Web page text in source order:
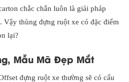
chắc chắn luôn là giải pháp
Vậy thùng đựng ruột xe có đặc điểm
lại?
Mẫu Mã Đẹp Mắt
đựng ruột xe thường sẽ có cấu